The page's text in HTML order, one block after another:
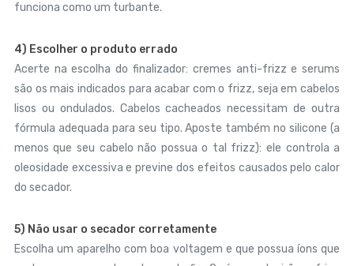
funciona como um turbante.
4) Escolher o produto errado
Acerte na escolha do finalizador: cremes anti-frizz e serums
são os mais indicados para acabar com o frizz, seja em cabelos
lisos ou ondulados. Cabelos cacheados necessitam de outra
fórmula adequada para seu tipo. Aposte também no silicone (a
menos que seu cabelo não possua o tal frizz): ele controla a
oleosidade excessiva e previne dos efeitos causados pelo calor
do secador.
5) Não usar o secador corretamente
Escolha um aparelho com boa voltagem e que possua íons que